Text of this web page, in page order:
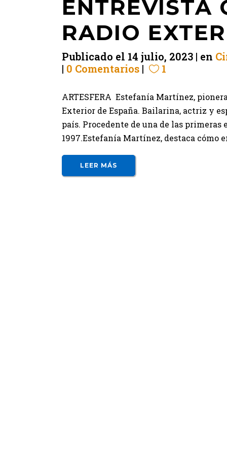
ENTREVISTA
RADIO
Publicado el 14 julio, 2023 en
0 Comentarios
1
ARTESFERA Estefanía Martínez,
Exterior de España. Bailarina, actriz y
país. Procedente de una de las primeras
1997.Estefanía Martínez, destaca cómo
LEER MÁS